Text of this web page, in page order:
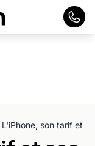
L'iPhone, son tarif et